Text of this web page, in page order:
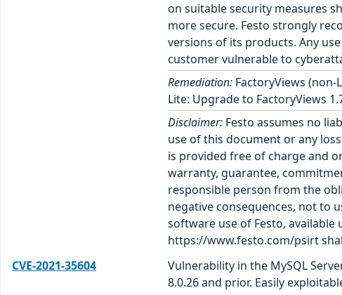
on suitable security measures
more secure. Festo strongly
versions of its products. Any
customer vulnerable to
Remediation: FactoryViews
Lite: Upgrade to FactoryViews
Disclaimer: Festo assumes no
use of this document or any
is provided free of charge and
warranty, guarantee,
responsible person from the
negative consequences, not to
software use of Festo,
https://www.festo.com/psirt
CVE-2021-35604
Vulnerability in the MySQL
8.0.26 and prior. Easily